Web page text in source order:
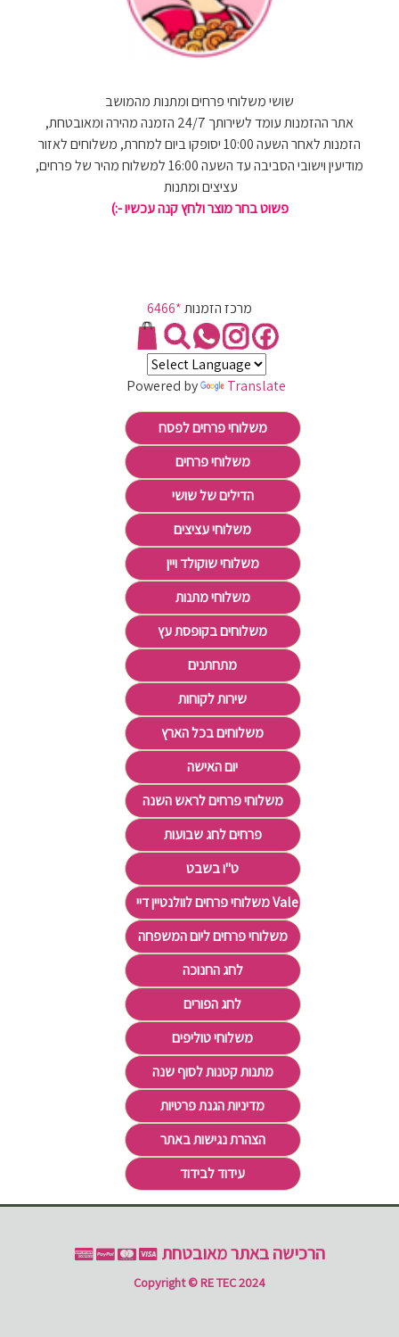
שושי משלוחי פרחים ומתנות מהמושב
אתר ההזמנות עומד לשירותך 24/7 הזמנה מהירה ומאובטחת,
הזמנות לאחר השעה 10:00 יסופקו ביום למחרת, משלוחים לאזור
מודיעין וישובי הסביבה עד השעה 16:00 למשלוח מהיר של פרחים,
עציצים ומתנות
פשוט בחר מוצר ולחץ קנה עכשיו -:)
מרכז הזמנות*6466
Powered by Translate
משלוחי פרחים לפסח
משלוחי פרחים
הדילים של שושי
משלוחי עציצים
משלוחי שוקולד ויין
משלוחי מתנות
משלוחים בקופסת עץ
מתחתנים
שירות לקוחות
משלוחים בכל הארץ
יום האישה
משלוחי פרחים לראש השנה
פרחים לחג שבועות
ט"ו בשבט
משלוחי פרחים לוולנטיין דיי Valentine's Day
משלוחי פרחים ליום המשפחה
לחג החנוכה
לחג הפורים
משלוחי טוליפים
מתנות קטנות לסוף שנה
מדיניות הגנת פרטיות
הצהרת נגישות באתר
עידוד לבידוד
הרכישה באתר מאובטחת
Copyright © RE TEC 2024